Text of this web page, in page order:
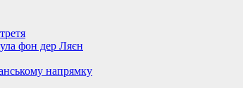
фон дер Ляєн
напрямку